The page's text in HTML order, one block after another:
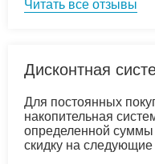
Читать все отзывы
Дисконтная
Для постоянных
накопительная
определенной суммы
скидку на следующие